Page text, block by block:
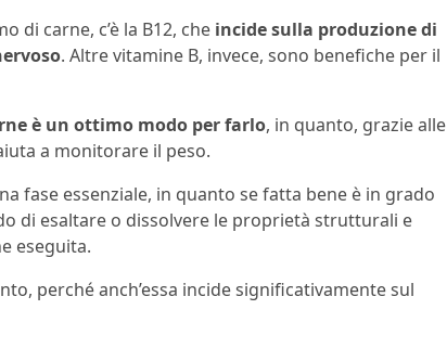
di carne, c’è la B12, che incide sulla produzione di
. Altre vitamine B, invece, sono benefiche per il
è un ottimo modo per farlo, in quanto, grazie alle
a monitorare il peso.
fase essenziale, in quanto se fatta bene è in grado
di esaltare o dissolvere le proprietà strutturali e
eseguita.
perché anch’essa incide significativamente sul